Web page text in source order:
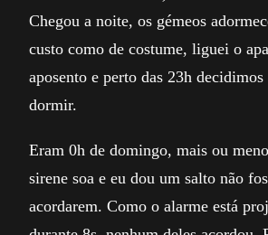
Chegou a noite, os gémeos
custo como de costume, liguei o
aposento e perto das 23h
dormir.
Eram 0h de domingo, mais ou
sirene soa e eu dou um salto não
acordarem. Como o alarme está